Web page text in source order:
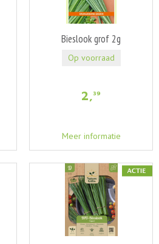
Bieslook grof 2g
2,39
Meer informatie
Op voorraad